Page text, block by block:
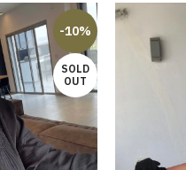
-10%
SOLD
OUT